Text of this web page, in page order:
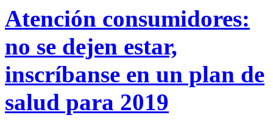
Atención consumidores:
no se dejen estar,
inscríbanse en un plan de
salud para 2019